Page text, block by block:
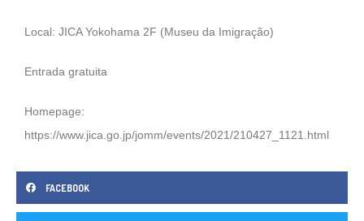
Local: JICA Yokohama 2F (Museu da Imigração)
Entrada gratuita
Homepage:
https://www.jica.go.jp/jomm/events/2021/210427_1121.html
FACEBOOK